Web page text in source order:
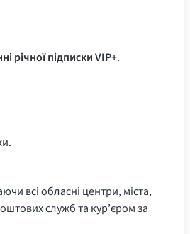
річної підписки VIP+.
всі обласні центри, міста,
служб та кур’єром за